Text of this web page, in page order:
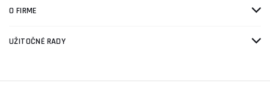
O FIRME
UŽITOČNÉ RADY